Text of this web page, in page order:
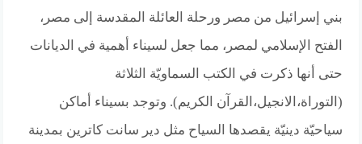
بني إسرائيل من مصر ورحلة العائلة المقدسة إلى مصر،
الفتح الإسلامي لمصر، مما جعل لسيناء أهمية في الديانات
حتى أنها ذكرت في الكتب السماويّة الثلاثة
(التوراة،الانجيل،القرآن الكريم). وتوجد بسيناء أماكن
سياحيّة دينيّة يقصدها السياح مثل دير سانت كاترين بمدينة